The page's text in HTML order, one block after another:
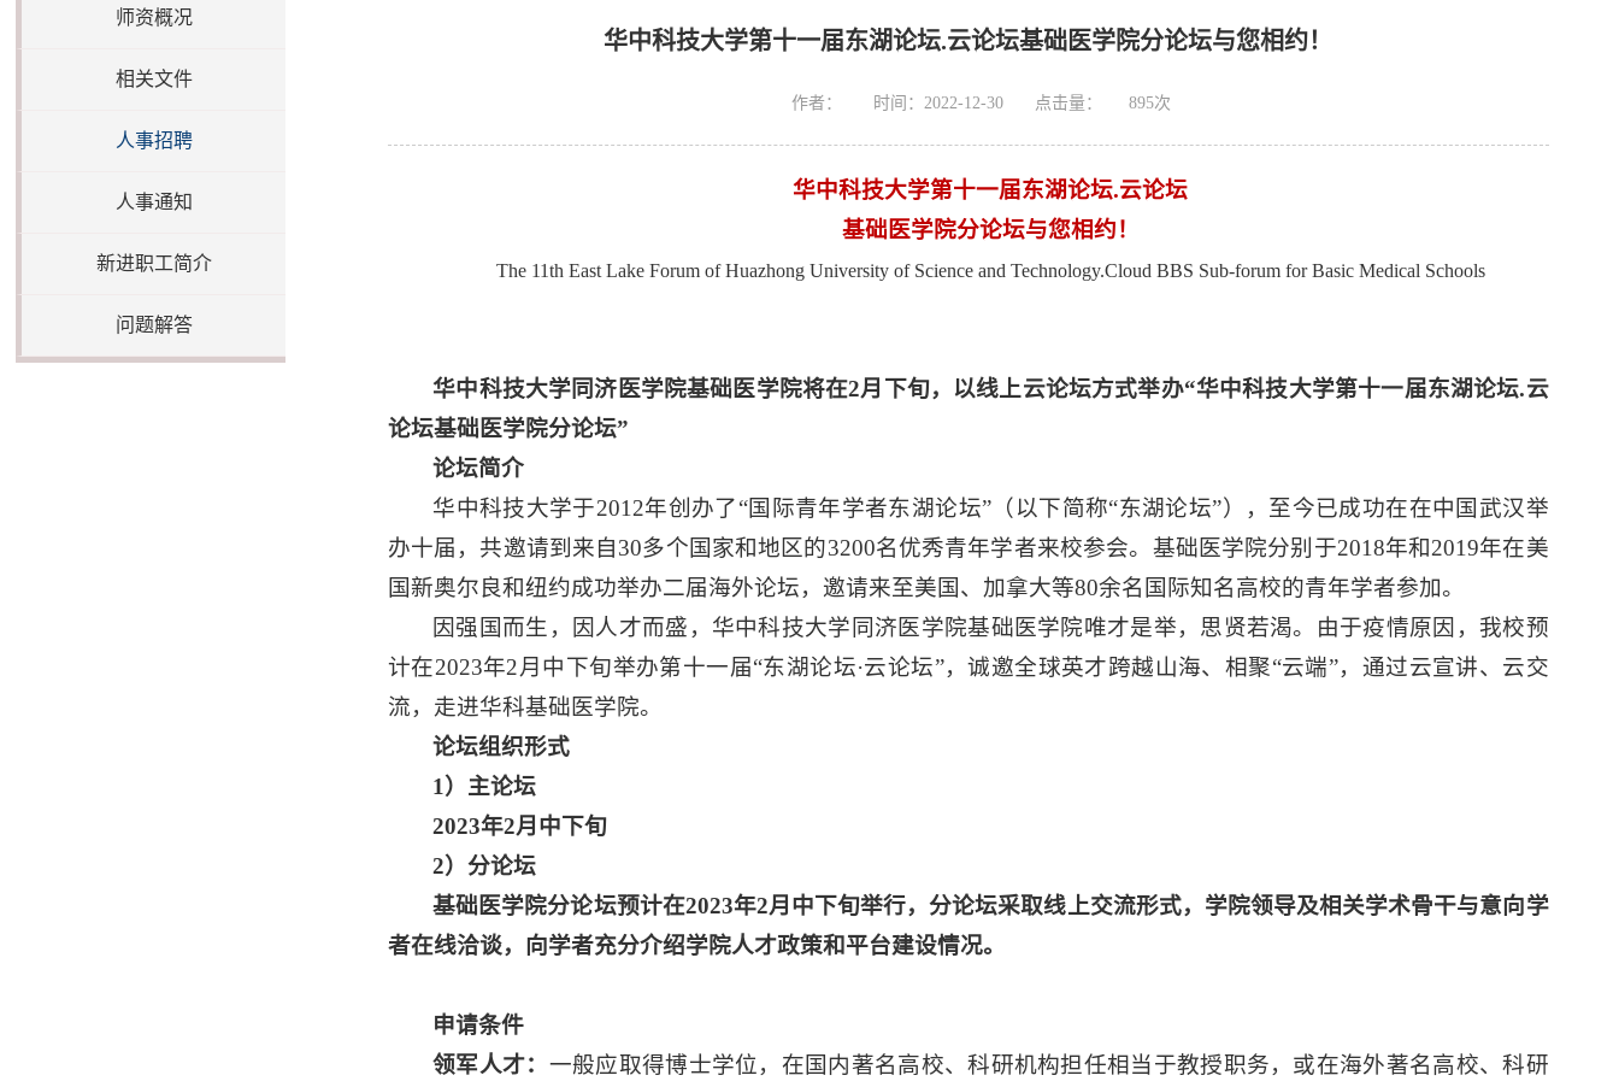
师资概况
相关文件
人事招聘
人事通知
新进职工简介
问题解答
华中科技大学第十一届东湖论坛.云论坛基础医学院分论坛与您相约！
作者： 时间：2022-12-30 点击量： 895次
华中科技大学第十一届东湖论坛.云论坛
基础医学院分论坛与您相约！
The 11th East Lake Forum of Huazhong University of Science and Technology.Cloud BBS Sub-forum for Basic Medical Schools
华中科技大学同济医学院基础医学院将在2月下旬，以线上云论坛方式举办“华中科技大学第十一届东湖论坛.云
论坛基础医学院分论坛”
论坛简介
华中科技大学于2012年创办了“国际青年学者东湖论坛”（以下简称“东湖论坛”），至今已成功在在中国武汉举
办十届，共邀请到来自30多个国家和地区的3200名优秀青年学者来校参会。基础医学院分别于2018年和2019年在美
国新奥尔良和纽约成功举办二届海外论坛，邀请来至美国、加拿大等80余名国际知名高校的青年学者参加。
因强国而生，因人才而盛，华中科技大学同济医学院基础医学院唯才是举，思贤若渴。由于疫情原因，我校预
计在2023年2月中下旬举办第十一届“东湖论坛·云论坛”，诚邀全球英才跨越山海、相聚“云端”，通过云宣讲、云交
流，走进华科基础医学院。
论坛组织形式
1） 主论坛
2023年2月中下旬
2）分论坛
基础医学院分论坛预计在2023年2月中下旬举行，分论坛采取线上交流形式，学院领导及相关学术骨干与意向学
者在线洽谈，向学者充分介绍学院人才政策和平台建设情况。
申请条件
领军人才： 一般应取得博士学位，在国内著名高校、科研机构担任相当于教授职务，或在海外著名高校、科研